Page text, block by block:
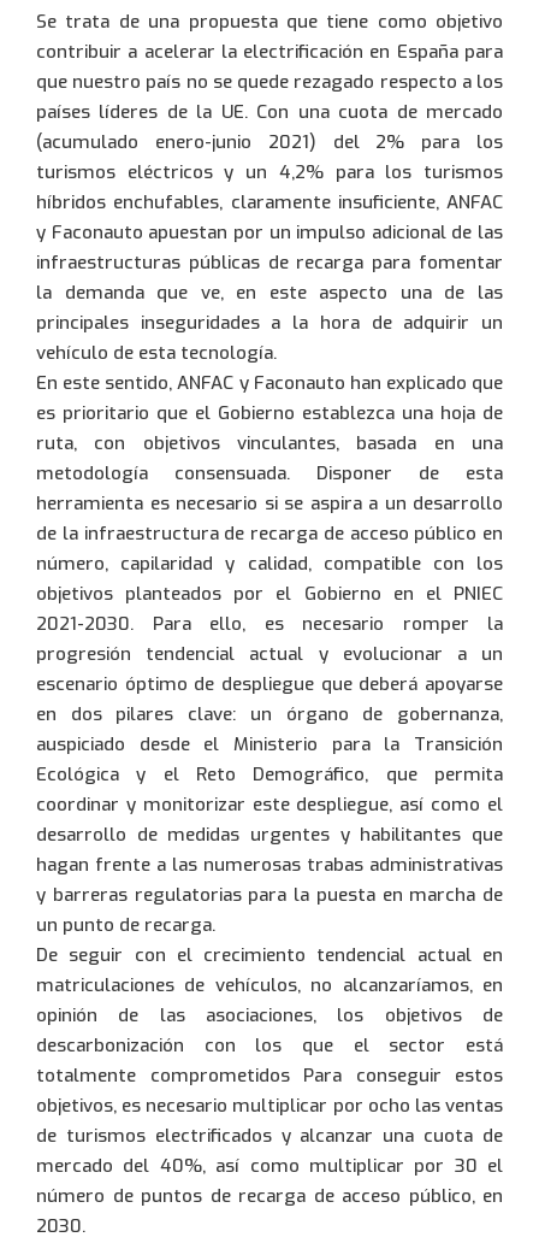
Se trata de una propuesta que tiene como objetivo
contribuir a acelerar la electrificación en España para
que nuestro país no se quede rezagado respecto a los
países líderes de la UE. Con una cuota de mercado
(acumulado enero-junio 2021) del 2% para los
turismos eléctricos y un 4,2% para los turismos
híbridos enchufables, claramente insuficiente, ANFAC
y Faconauto apuestan por un impulso adicional de las
infraestructuras públicas de recarga para fomentar
la demanda que ve, en este aspecto una de las
principales inseguridades a la hora de adquirir un
vehículo de esta tecnología.
En este sentido, ANFAC y Faconauto han explicado que
es prioritario que el Gobierno establezca una hoja de
ruta, con objetivos vinculantes, basada en una
metodología consensuada. Disponer de esta
herramienta es necesario si se aspira a un desarrollo
de la infraestructura de recarga de acceso público en
número, capilaridad y calidad, compatible con los
objetivos planteados por el Gobierno en el PNIEC
2021-2030. Para ello, es necesario romper la
progresión tendencial actual y evolucionar a un
escenario óptimo de despliegue que deberá apoyarse
en dos pilares clave: un órgano de gobernanza,
auspiciado desde el Ministerio para la Transición
Ecológica y el Reto Demográfico, que permita
coordinar y monitorizar este despliegue, así como el
desarrollo de medidas urgentes y habilitantes que
hagan frente a las numerosas trabas administrativas
y barreras regulatorias para la puesta en marcha de
un punto de recarga.
De seguir con el crecimiento tendencial actual en
matriculaciones de vehículos, no alcanzaríamos, en
opinión de las asociaciones, los objetivos de
descarbonización con los que el sector está
totalmente comprometidos Para conseguir estos
objetivos, es necesario multiplicar por ocho las ventas
de turismos electrificados y alcanzar una cuota de
mercado del 40%, así como multiplicar por 30 el
número de puntos de recarga de acceso público, en
2030.
Euskara(Euskera)
English( Inglés)
Francais(Francés)
Usuario:
Contraseña:
Entrar